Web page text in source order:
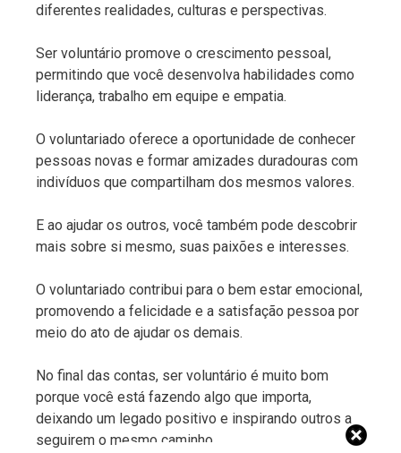
diferentes realidades, culturas e perspectivas.
Ser voluntário promove o crescimento pessoal,
permitindo que você desenvolva habilidades como
liderança, trabalho em equipe e empatia.
O voluntariado oferece a oportunidade de conhecer
pessoas novas e formar amizades duradouras com
indivíduos que compartilham dos mesmos valores.
E ao ajudar os outros, você também pode descobrir
mais sobre si mesmo, suas paixões e interesses.
O voluntariado contribui para o bem estar emocional,
promovendo a felicidade e a satisfação pessoa por
meio do ato de ajudar os demais.
No final das contas, ser voluntário é muito bom
porque você está fazendo algo que importa,
deixando um legado positivo e inspirando outros a
seguirem o mesmo caminho.